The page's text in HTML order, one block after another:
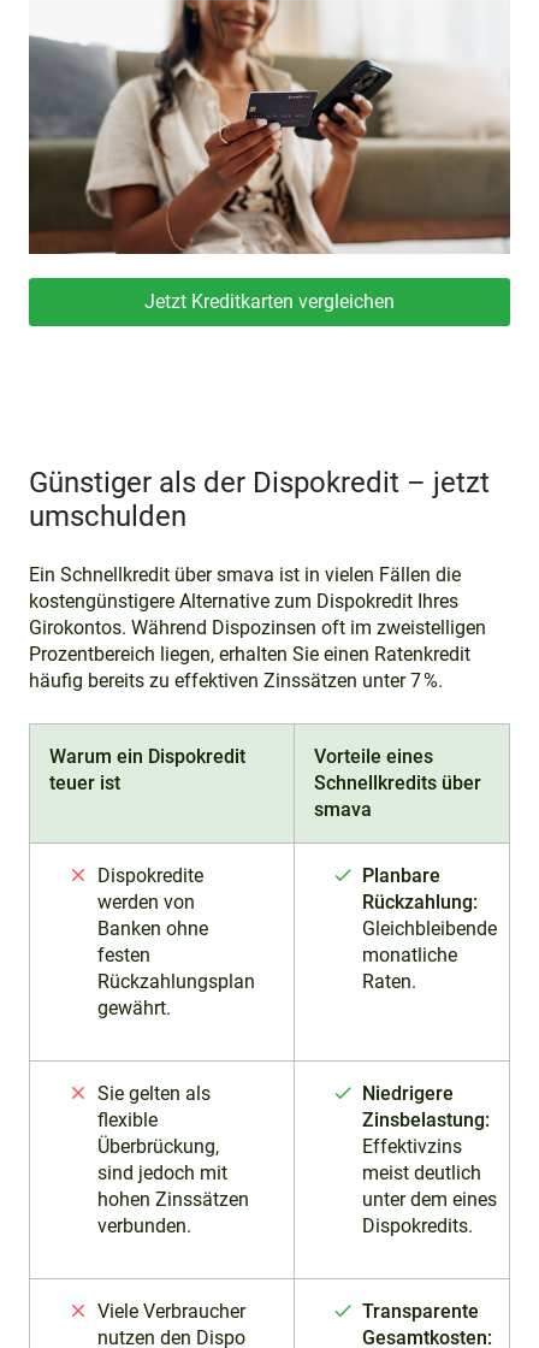
Jetzt Kreditkarten vergleichen
Günstiger als der Dispokredit – jetzt
umschulden
Ein Schnellkredit über smava ist in vielen Fällen die
kostengünstigere Alternative zum Dispokredit Ihres
Girokontos. Während Dispozinsen oft im zweistelligen
Prozentbereich liegen, erhalten Sie einen Ratenkredit
häufig bereits zu effektiven Zinssätzen unter 7 %.
Warum ein Dispokredit
teuer ist
Vorteile eines
Schnellkredits über
smava
Dispokredite
werden von
Banken ohne
festen
Rückzahlungsplan
gewährt.
Planbare
Rückzahlung:
Gleichbleibende
monatliche
Raten.
Sie gelten als
flexible
Überbrückung,
sind jedoch mit
hohen Zinssätzen
verbunden.
Niedrigere
Zinsbelastung:
Effektivzins
meist deutlich
unter dem eines
Dispokredits.
Viele Verbraucher
nutzen den Dispo
Transparente
Gesamtkosten: